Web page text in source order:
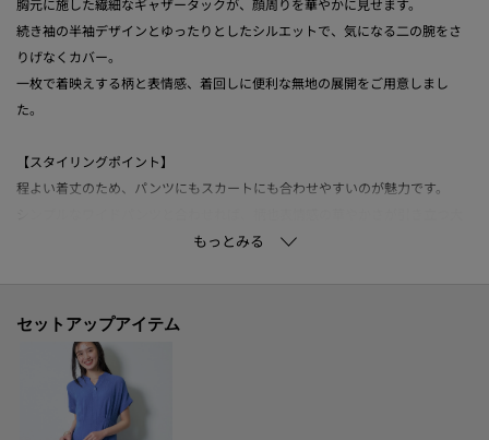
続き袖の半袖デザインとゆったりとしたシルエットで、気になる二の腕をさ
りげなくカバー。
一枚で着映えする柄と表情感、着回しに便利な無地の展開をご用意しまし
た。
【スタイリングポイント】
程よい着丈のため、パンツにもスカートにも合わせやすいのが魅力です。
【素材ポイント】
無地と柄の展開があります。
格子状の凹凸のある表情が特徴のシャーリングチェックになります。
程よい透け感を持った清涼感のある風合いに、シワになりにくい素材になっ
セットアップアイテム